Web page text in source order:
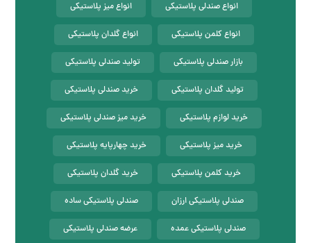
انواع صندلی پلاستیکی انواع میز پلاستیکی
انواع کلمن پلاستیکی انواع گلدان پلاستیکی
بازار صندلی پلاستیکی تولید صندلی پلاستیکی
تولید گلدان پلاستیکی خرید صندلی پلاستیکی
خرید لوازم پلاستیکی خرید میز صندلی پلاستیکی
خرید میز پلاستیکی خرید چهارپایه پلاستیکی
خرید کلمن پلاستیکی خرید گلدان پلاستیکی
صندلی پلاستیکی ارزان صندلی پلاستیکی ساده
صندلی پلاستیکی عمده عرضه صندلی پلاستیکی